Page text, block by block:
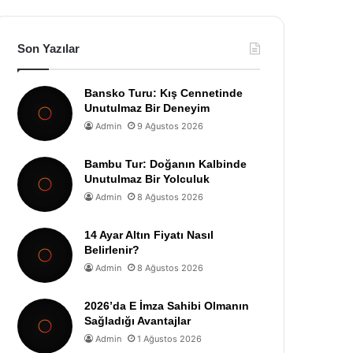
Son Yazılar
Bansko Turu: Kış Cennetinde
Unutulmaz Bir Deneyim
Admin 9 Ağustos 2026
Bambu Tur: Doğanın Kalbinde
Unutulmaz Bir Yolculuk
Admin 8 Ağustos 2026
14 Ayar Altın Fiyatı Nasıl
Belirlenir?
Admin 8 Ağustos 2026
2026’da E İmza Sahibi Olmanın
Sağladığı Avantajlar
Admin 1 Ağustos 2026